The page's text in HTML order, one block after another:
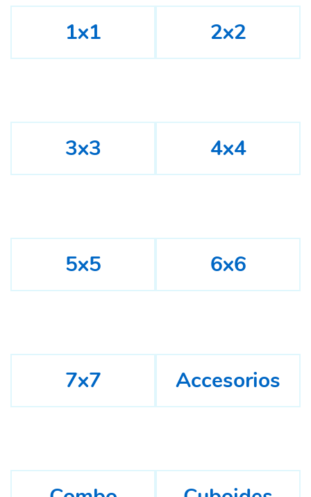
1x1 2x2
3x3 4x4
5x5 6x6
7x7 Accesorios